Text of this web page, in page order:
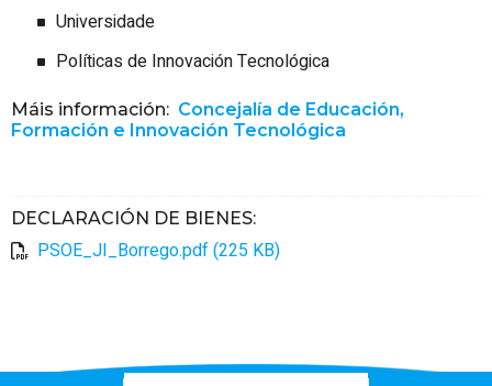
Universidade
Políticas de Innovación Tecnológica
Máis información: Concejalía de Educación,
Formación e Innovación Tecnológica
DECLARACIÓN DE BIENES:
PSOE_JI_Borrego.pdf (225 KB)